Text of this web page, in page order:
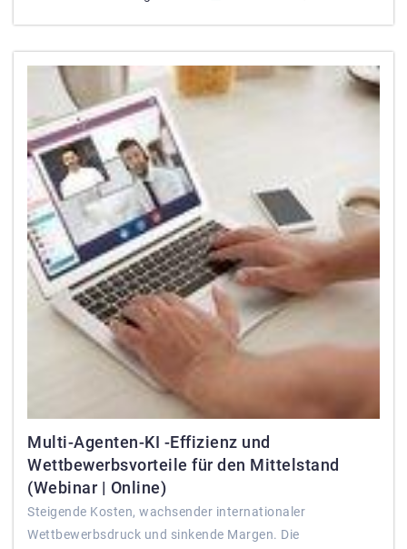
Multi-Agenten-KI -Effizienz und
Wettbewerbsvorteile für den Mittelstand
(Webinar | Online)
Steigende Kosten, wachsender internationaler
Wettbewerbsdruck und sinkende Margen. Die